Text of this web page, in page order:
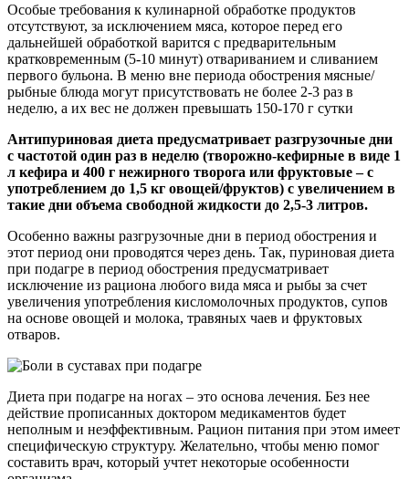
Особые требования к кулинарной обработке продуктов
отсутствуют, за исключением мяса, которое перед его
дальнейшей обработкой варится с предварительным
кратковременным (5-10 минут) отвариванием и сливанием
первого бульона. В меню вне периода обострения мясные/
рыбные блюда могут присутствовать не более 2-3 раз в
неделю, а их вес не должен превышать 150-170 г сутки
Антипуриновая диета предусматривает разгрузочные дни
с частотой один раз в неделю (творожно-кефирные в виде 1
л кефира и 400 г нежирного творога или фруктовые – с
употреблением до 1,5 кг овощей/фруктов) с увеличением в
такие дни объема свободной жидкости до 2,5-3 литров.
Особенно важны разгрузочные дни в период обострения и
этот период они проводятся через день. Так, пуриновая диета
при подагре в период обострения предусматривает
исключение из рациона любого вида мяса и рыбы за счет
увеличения употребления кисломолочных продуктов, супов
на основе овощей и молока, травяных чаев и фруктовых
отваров.
Диета при подагре на ногах – это основа лечения. Без нее
действие прописанных доктором медикаментов будет
неполным и неэффективным. Рацион питания при этом имеет
специфическую структуру. Желательно, чтобы меню помог
составить врач, который учтет некоторые особенности